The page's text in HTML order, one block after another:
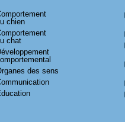
chien
chat
des sens